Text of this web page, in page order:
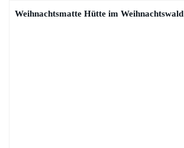
Weihnachtsmatte Hütte im Weihnachtswald